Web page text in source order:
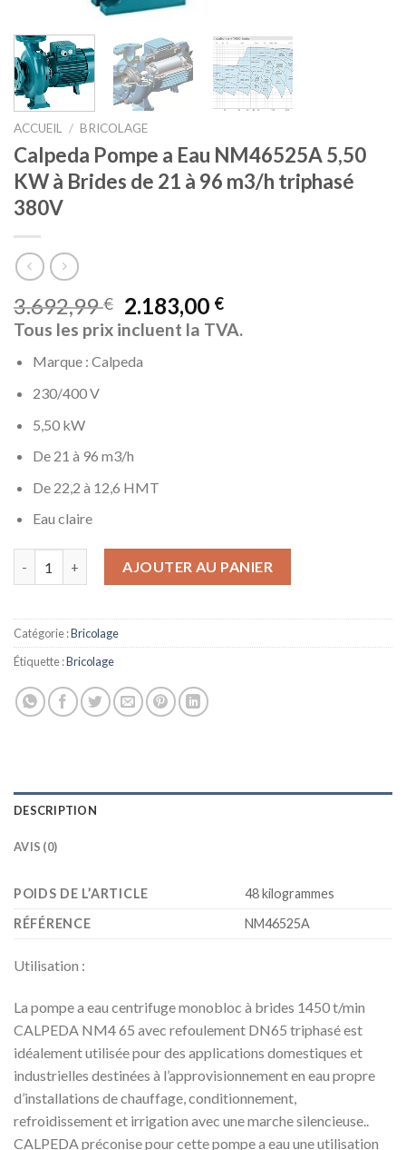
ACCUEIL / BRICOLAGE
Calpeda Pompe a Eau NM46525A 5,50
KW à Brides de 21 à 96 m3/h triphasé
380V
3.692,99€ 2.183,00 €
Tous les prix incluent la TVA.
Marque : Calpeda
230/400 V
5,50 kW
De 21 à 96 m3/h
De 22,2 à 12,6 HMT
Eau claire
AJOUTER AU PANIER
Catégorie :Bricolage
Étiquette :Bricolage
DESCRIPTION
AVIS (0)
POIDS DE L’ARTICLE
‎48 kilogrammes
RÉFÉRENCE
‎NM46525A
Utilisation :
La pompe a eau centrifuge monobloc à brides 1450 t/min
CALPEDA NM4 65 avec refoulement DN65 triphasé est
idéalement utilisée pour des applications domestiques et
industrielles destinées à l’approvisionnement en eau propre
d’installations de chauffage, conditionnement,
refroidissement et irrigation avec une marche silencieuse..
CALPEDA préconise pour cette pompe a eau une utilisation